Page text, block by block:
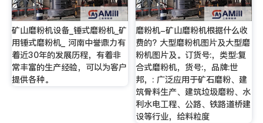
矿山磨粉机设备_锤式磨粉机_矿
用锤式磨粉机_ 河南中誉鼎力有
着近30年的发展历程，有着非
常丰富的生产经验，可以为客户
提供各种。
磨粉机-矿山磨粉机根据什么收
费的? 大型磨粉机图片及大型磨
粉机图片及。订货号:，类型:复
合式磨粉机，货号:，品牌:世
邦，: 广泛应用于矿石磨粉、建
筑骨料生产、建筑垃圾磨粉、水
利水电工程、公路、铁路道桥建
设等行业，给料粒度